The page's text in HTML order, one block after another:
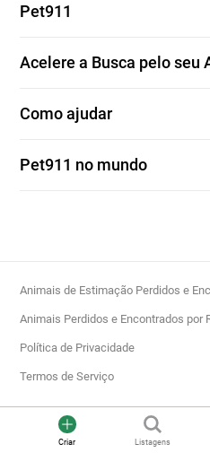
Criar Listagens
Pet911
Acelere a Busca pelo seu
Como ajudar
Pet911 no mundo
Animais de Estimação Perdidos e
Animais Perdidos e Encontrados por
Política de Privacidade
Termos de Serviço